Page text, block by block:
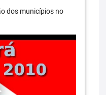
dos municípios no